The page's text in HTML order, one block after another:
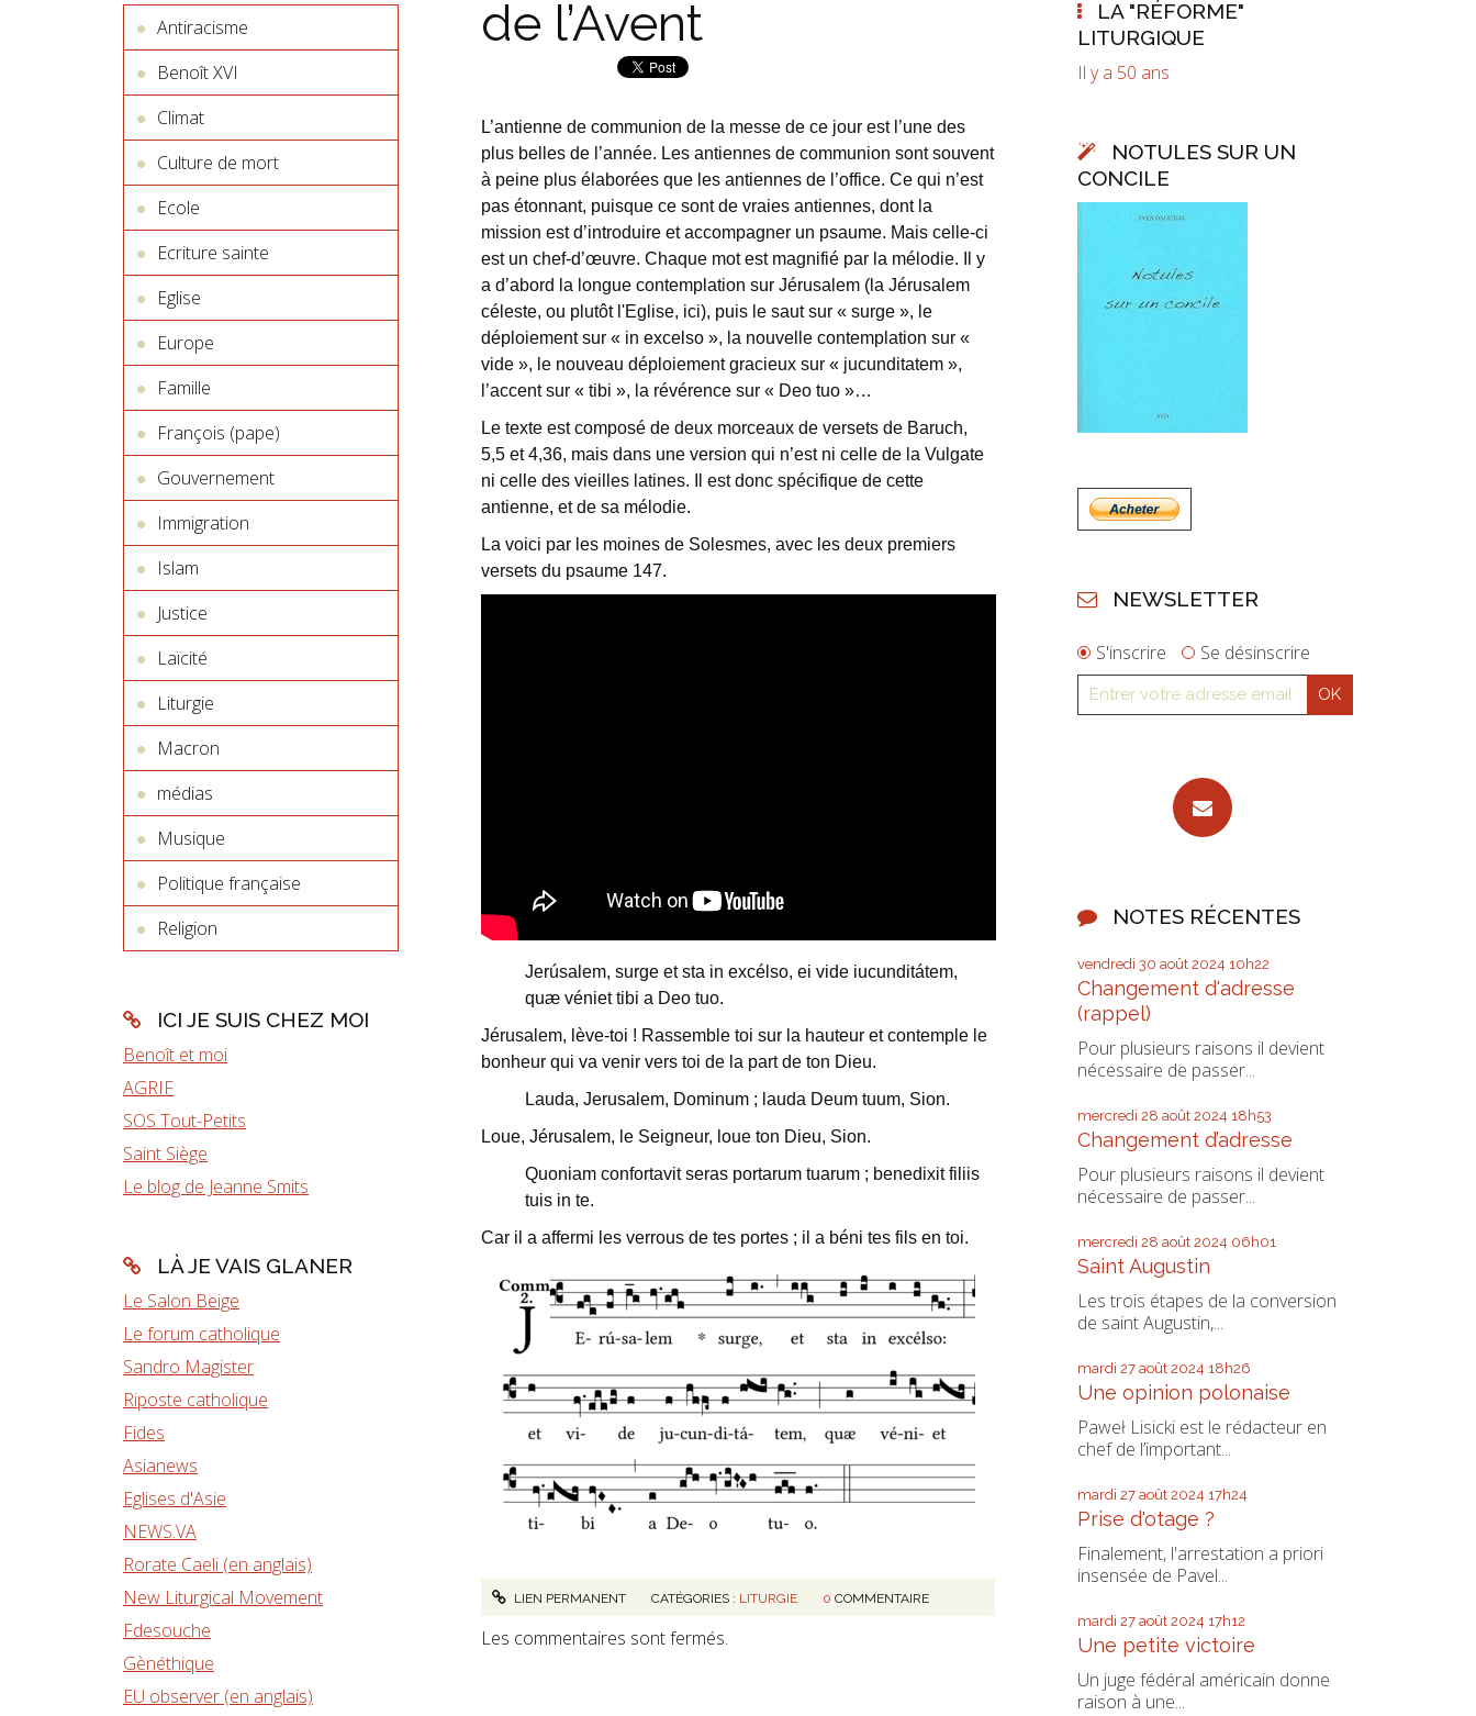
Antiracisme
Benoît XVI
Climat
Culture de mort
Ecole
Ecriture sainte
Eglise
Europe
Famille
François (pape)
Gouvernement
Immigration
Islam
Justice
Laïcité
Liturgie
Macron
médias
Musique
Politique française
Religion
ICI JE SUIS CHEZ MOI
Benoît et moi
AGRIF
SOS Tout-Petits
Saint Siège
Le blog de Jeanne Smits
LÀ JE VAIS GLANER
Le Salon Beige
Le forum catholique
Sandro Magister
Riposte catholique
Fides
Asianews
Eglises d'Asie
NEWS.VA
Rorate Caeli (en anglais)
New Liturgical Movement
Fdesouche
Gènéthique
EU observer (en anglais)
de l’Avent
L’antienne de communion de la messe de ce jour est l’une des
plus belles de l’année. Les antiennes de communion sont souvent
à peine plus élaborées que les antiennes de l’office. Ce qui n’est
pas étonnant, puisque ce sont de vraies antiennes, dont la
mission est d’introduire et accompagner un psaume. Mais celle-ci
est un chef-d’œuvre. Chaque mot est magnifié par la mélodie. Il y
a d’abord la longue contemplation sur Jérusalem (la Jérusalem
céleste, ou plutôt l'Eglise, ici), puis le saut sur « surge », le
déploiement sur « in excelso », la nouvelle contemplation sur «
vide », le nouveau déploiement gracieux sur « jucunditatem »,
l’accent sur « tibi », la révérence sur « Deo tuo »…
Le texte est composé de deux morceaux de versets de Baruch,
5,5 et 4,36, mais dans une version qui n’est ni celle de la Vulgate
ni celle des vieilles latines. Il est donc spécifique de cette
antienne, et de sa mélodie.
La voici par les moines de Solesmes, avec les deux premiers
versets du psaume 147.
Jerúsalem, surge et sta in excélso, ei vide iucunditátem,
quæ véniet tibi a Deo tuo.
Jérusalem, lève-toi ! Rassemble toi sur la hauteur et contemple le
bonheur qui va venir vers toi de la part de ton Dieu.
Lauda, Jerusalem, Dominum ; lauda Deum tuum, Sion.
Loue, Jérusalem, le Seigneur, loue ton Dieu, Sion.
Quoniam confortavit seras portarum tuarum ; benedixit filiis
tuis in te.
Car il a affermi les verrous de tes portes ; il a béni tes fils en toi.
LIEN PERMANENT CATÉGORIES : LITURGIE 0 COMMENTAIRE
Les commentaires sont fermés.
LA "RÉFORME"
LITURGIQUE
Il y a 50 ans
NOTULES SUR UN
CONCILE
NEWSLETTER
S'inscrire Se désinscrire
NOTES RÉCENTES
vendredi 30 août 2024 10h22
Changement d'adresse
(rappel)
Pour plusieurs raisons il devient
nécessaire de passer...
mercredi 28 août 2024 18h53
Changement d’adresse
Pour plusieurs raisons il devient
nécessaire de passer...
mercredi 28 août 2024 06h01
Saint Augustin
Les trois étapes de la conversion
de saint Augustin,...
mardi 27 août 2024 18h26
Une opinion polonaise
Paweł Lisicki est le rédacteur en
chef de l’important...
mardi 27 août 2024 17h24
Prise d'otage ?
Finalement, l'arrestation a priori
insensée de Pavel...
mardi 27 août 2024 17h12
Une petite victoire
Un juge fédéral américain donne
raison à une...